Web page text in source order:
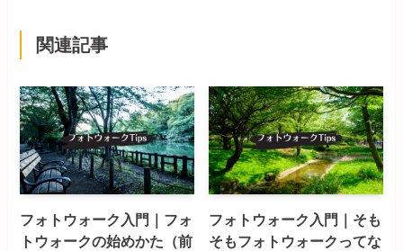
関連記事
フォトウォーク入門｜フォ
トウォークの始めかた（前
フォトウォーク入門｜そも
そもフォトウォークってな